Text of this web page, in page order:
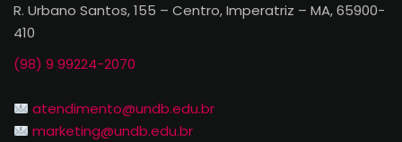
R. Urbano Santos, 155 – Centro, Imperatriz – MA, 65900-
410
(98) 9 99224-2070
atendimento@undb.edu.br
marketing@undb.edu.br